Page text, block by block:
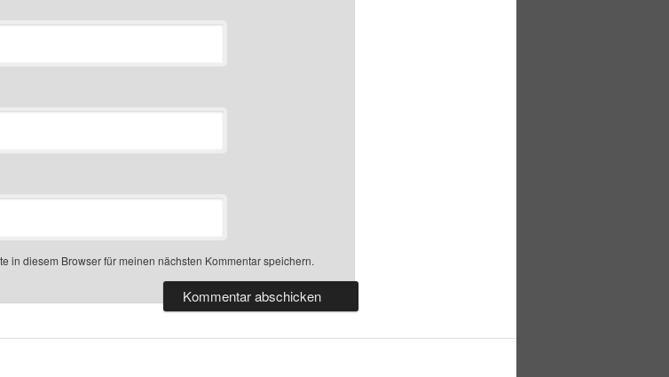
in diesem Browser für meinen nächsten Kommentar speichern.